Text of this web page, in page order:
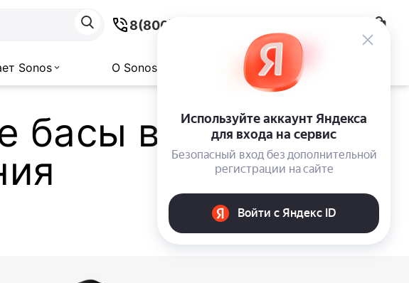
8(800)300-69-76
Sonos О Sonos
басы во все ваши